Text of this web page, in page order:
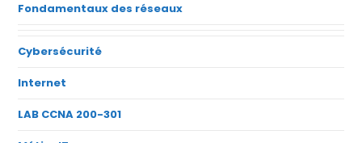
Fondamentaux des réseaux
Cybersécurité
Internet
LAB CCNA 200-301